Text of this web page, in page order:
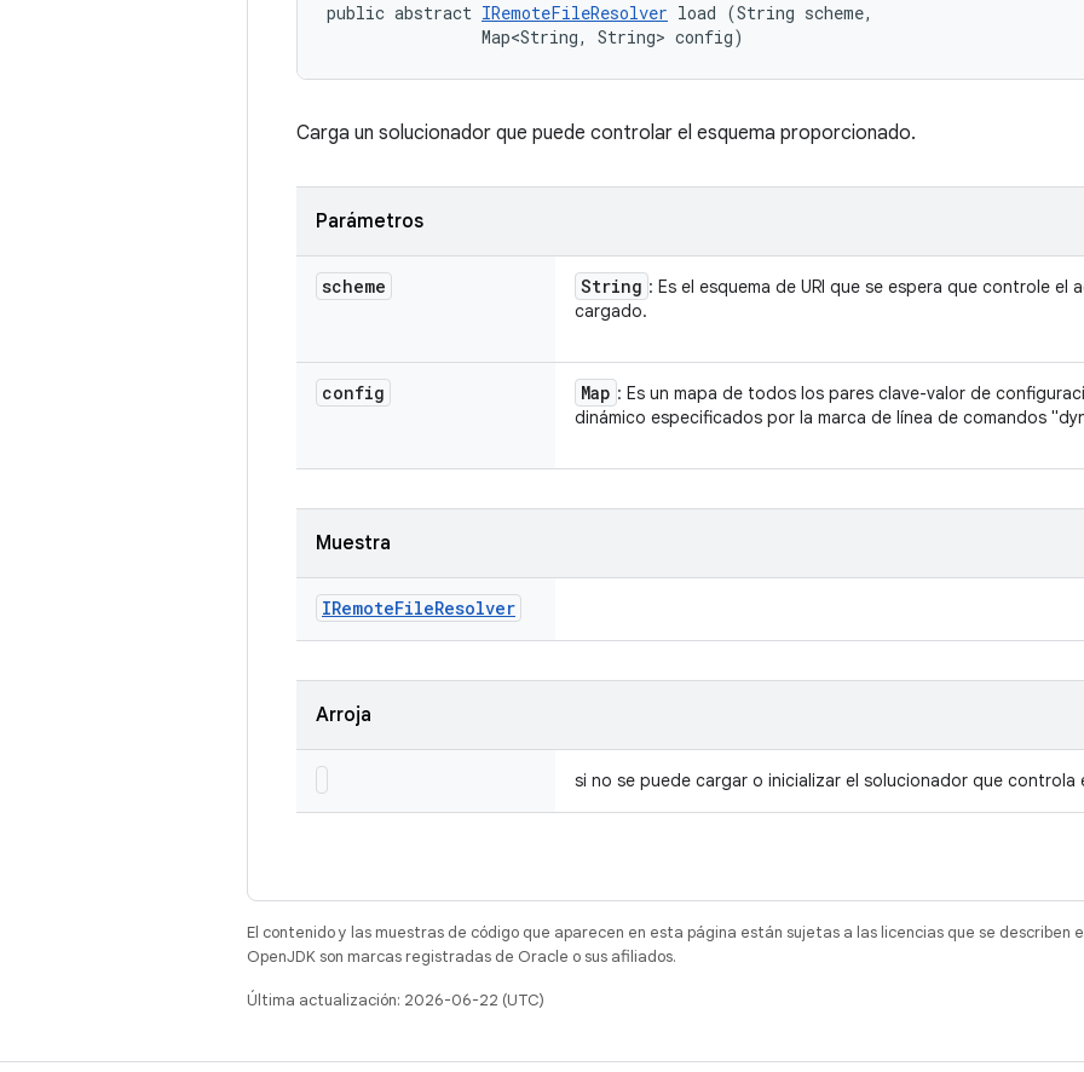
public abstract IRemoteFileResolver load (String scheme,
                Map<String, String> config)
Carga un solucionador que puede controlar el esquema proporcionado.
Parámetros
scheme String : Es el esquema de URI que se espera que controle el
cargado.
config Map : Es un mapa de todos los pares clave-valor de
dinámico especificados por la marca de línea de comandos
Muestra
IRemoteFileResolver
Arroja
si no se puede cargar o inicializar el solucionador que controla
El contenido y las muestras de código que aparecen en esta página están sujetas a las licencias que se describen
OpenJDK son marcas registradas de Oracle o sus afiliados.
Última actualización: 2026-06-22 (UTC)